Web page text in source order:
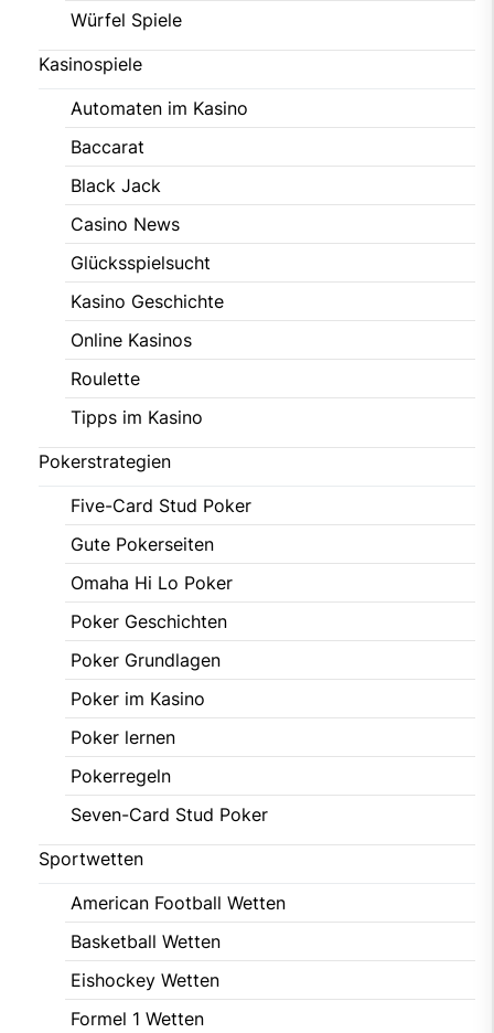
Würfel Spiele
Kasinospiele
Automaten im Kasino
Baccarat
Black Jack
Casino News
Glücksspielsucht
Kasino Geschichte
Online Kasinos
Roulette
Tipps im Kasino
Pokerstrategien
Five-Card Stud Poker
Gute Pokerseiten
Omaha Hi Lo Poker
Poker Geschichten
Poker Grundlagen
Poker im Kasino
Poker lernen
Pokerregeln
Seven-Card Stud Poker
Sportwetten
American Football Wetten
Basketball Wetten
Eishockey Wetten
Formel 1 Wetten